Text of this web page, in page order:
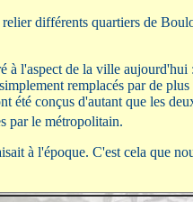
différents quartiers de
l'aspect de la ville
remplacés par de
été conçus d'autant que les
par le métropolitain.
à l'époque. C'est cela que